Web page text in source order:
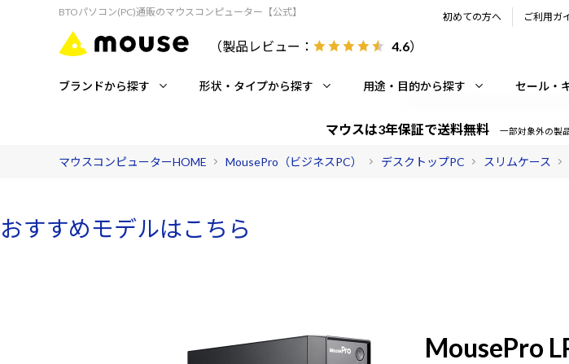
BTOパソコン(PC)通販のマウスコンピューター【公式】
（製品レビュー： 4.6）
初めての方へ ご利用ガ
ブランドから探す 形状・タイプから探す 用途・目的から探す セール・
マウスは3年保証で送料無料 一部対象外の製
マウスコンピューターHOME MousePro（ビジネスPC） デスクトップPC スリムケース
おすすめモデルはこちら
MousePro